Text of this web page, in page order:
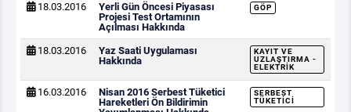
18.03.2016
Yerli Gün Öncesi Piyasası
Projesi Test Ortamının
Açılması Hakkında
GÖP
18.03.2016
Yaz Saati Uygulaması
Hakkında
KAYIT VE
UZLAŞTIRMA -
ELEKTRIK
16.03.2016
Nisan 2016 Serbest Tüketici
Hareketleri Ön Bildirimin
SERBEST
TÜKETICI